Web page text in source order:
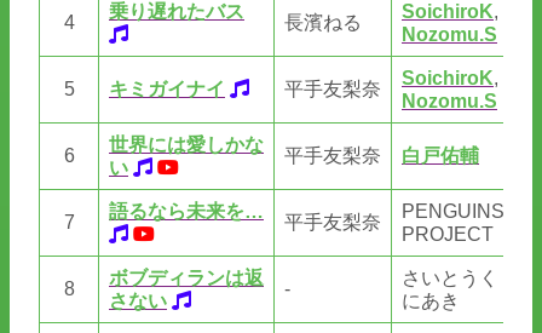
4
乗り遅れたバス
長濱ねる
SoichiroK,
Nozomu.S
5 キミガイナイ 平手友梨奈
SoichiroK,
Nozomu.S
6
世界には愛しかな
い
平手友梨奈 白戸佑輔
7
語るなら未来を…
平手友梨奈
PENGUINS
PROJECT
8
ボブディランは返
さない
-
さいとうく
にあき